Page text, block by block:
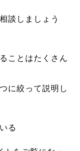
談しましょう
ことはたくさん
に絞って説明し
る